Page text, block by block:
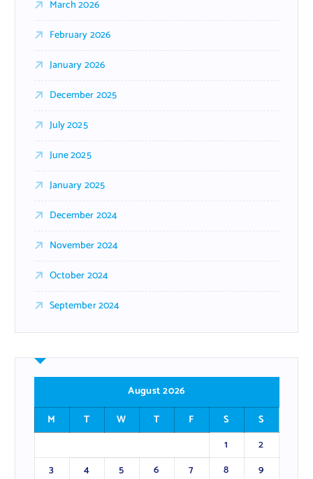
March 2026
February 2026
January 2026
December 2025
July 2025
June 2025
January 2025
December 2024
November 2024
October 2024
September 2024
August 2026
M
T W T F S
S
1
2
3
4 5 6 7 8
9